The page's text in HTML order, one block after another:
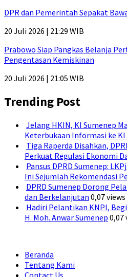
DPR dan Pemerintah Sepakat
20 Juli 2026 | 21:29 WIB
Prabowo Siap Pangkas Belanja
Pengentasan Kemiskinan
20 Juli 2026 | 21:05 WIB
Trending Post
Jelang HKIN, KI Sumenep
Keterbukaan Informasi ke
Tiga Raperda Disahkan,
Perkuat Regulasi Ekonomi
Pansus DPRD Sumenep:
Ini Sejumlah Rekomendasi
DPRD Sumenep Dorong
dan Berkelanjutan 0,07
Hadiri Pelantikan KNPI,
H. Moh. Anwar Sumenep 0,07
Beranda
Tentang Kami